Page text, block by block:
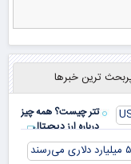
ترین خبرها
تتر چیست؟ همه چیز
درباره ارز دیجیتال
USDT